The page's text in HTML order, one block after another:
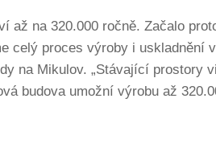
na 320.000 ročně. Začalo
celý proces výroby i uskladnění
na Mikulov. „Stávající prostory
budova umožní výrobu až